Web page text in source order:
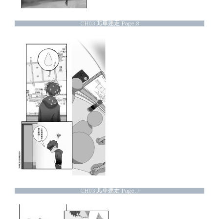
CH03 北車迷走 Page.8
CH03 北車迷走 Page.7